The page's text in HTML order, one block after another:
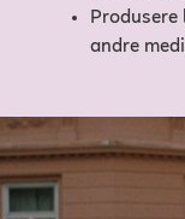
Produsere
andre